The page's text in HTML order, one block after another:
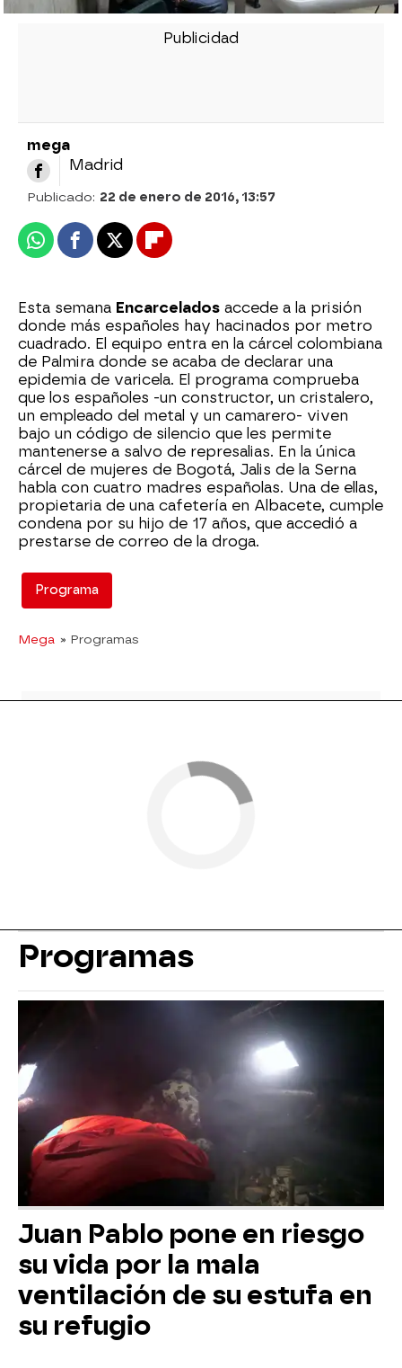
mega
Madrid
Publicado: 22 de enero de 2016, 13:57
WhatsappFacebook
X Flipboard
Esta semana Encarcelados accede a la prisión
donde más españoles hay hacinados por metro
cuadrado. El equipo entra en la cárcel colombiana
de Palmira donde se acaba de declarar una
epidemia de varicela. El programa comprueba
que los españoles -un constructor, un cristalero,
un empleado del metal y un camarero- viven
bajo un código de silencio que les permite
mantenerse a salvo de represalias. En la única
cárcel de mujeres de Bogotá, Jalis de la Serna
habla con cuatro madres españolas. Una de ellas,
propietaria de una cafetería en Albacete, cumple
condena por su hijo de 17 años, que accedió a
prestarse de correo de la droga.
Programa
Mega » Programas
Programas
Juan Pablo pone en riesgo
su vida por la mala
ventilación de su estufa en
su refugio